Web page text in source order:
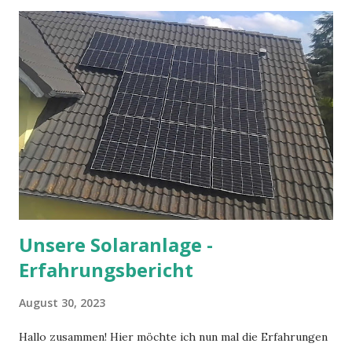
prägend war für mich die Vermittlung des Wissens, dass die
Naturwissenschaften und der Glaube keine Gegensätze
sein sollten und man natürlich auch als Christ nicht davon
ausgehen muss, dass die Welt in 6 Tagen geschaffen wurde.
Seine Einsichten machten es mir einfacher, an Dinge zu
glauben, die ich sonst vielleicht verworfen hätte. Manche
könnten sagen, er habe den Kampf gegen den Krebs
verloren. In einer kölschen Mess hätte er darauf vielleicht
scherzhaft entgegnet, dass er und der Kreb...
Unsere Solaranlage -
Erfahrungsbericht
August 30, 2023
Hallo zusammen! Hier möchte ich nun mal die Erfahrungen